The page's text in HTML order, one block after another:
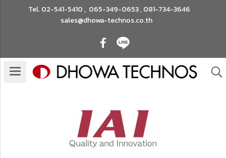
Tel.02-541-5410, 065-349-0653,081-734-3646
sales@dhowa-technos.co.th